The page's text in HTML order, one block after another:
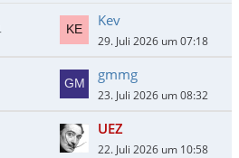
Kev
29. Juli 2026 um 07:18
gmmg
23. Juli 2026 um 08:32
UEZ
22. Juli 2026 um 10:58